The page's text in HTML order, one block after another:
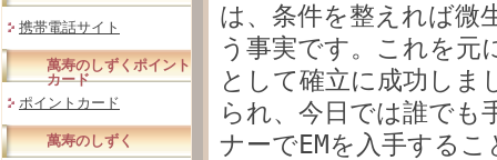
携帯電話サイト
萬寿のしずくポイント
カード
ポイントカード
萬寿のしずく
は、条件を整えれば微
う事実です。これを元
として確立に成功しま
られ、今日では誰でも
ナーでEMを入手する